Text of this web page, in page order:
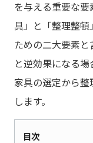
を与える重要な
具」と「整理整
ための二大要素
と逆効果になる
家具の選定から
します。
目次